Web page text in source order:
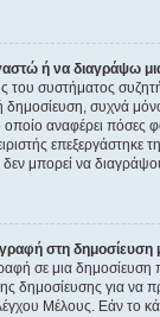
ή να διαγράψω
του συστήματος
δημοσίευση, συχνά
αναφέρει πόσες
μπορεί να
στη δημοσίευση
σε μια δημοσίευση
δημοσίευσης για να
Μέλους. Εάν το